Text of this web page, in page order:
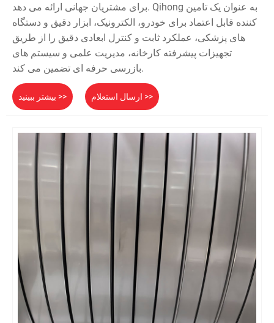
برای مشتریان جهانی ارائه می دهد. Qihong به عنوان یک تامین
کننده قابل اعتماد برای خودرو، الکترونیک، ابزار دقیق و دستگاه
های پزشکی، عملکرد ثابت و کنترل ابعادی دقیق را از طریق
تجهیزات پیشرفته کارخانه، مدیریت علمی و سیستم های
بازرسی حرفه ای تضمین می کند.
بیشتر ببینید >> ارسال استعلام >>